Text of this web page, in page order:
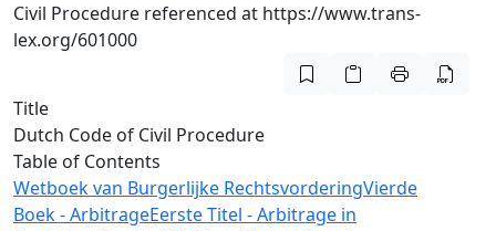
Civil Procedure referenced at https://www.trans-
lex.org/601000
Title
Dutch Code of Civil Procedure
Table of Contents
Wetboek van Burgerlijke RechtsvorderingVierde
Boek - ArbitrageEerste Titel - Arbitrage in